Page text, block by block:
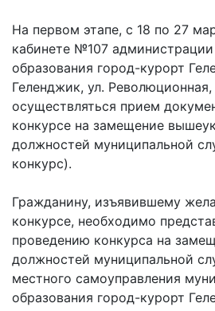
На первом этапе, с 18 по 27
кабинете №107
образования город-курорт
Геленджик, ул. Революционная,
осуществляться прием
конкурсе на замещение
должностей муниципальной
конкурс).
Гражданину, изъявившему
конкурсе, необходимо
проведению конкурса на
должностей муниципальной
местного самоуправления
образования город-курорт